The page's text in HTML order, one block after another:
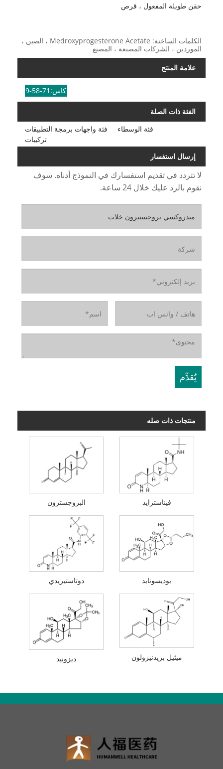
حقن طويلة المفعول ، قرص
الكلمات الساخنة: Medroxyprogesterone Acetate ، الصين ،
الموردين ، الشركات المصنعة ، المصنع
علامة المنتج
كاس:71-58-9
الفئة ذات الصلة
فئة واجهات برمجة التطبيقات
فئة الوسطاء
تركيبات
إرسال استفسار
لا تتردد في تقديم استفسارك في النموذج أدناه. سوف
نقوم بالرد عليك خلال 24 ساعة.
منتجات ذات صله
البروجسترون فيناسترايد
دوتاستيريدي بوديسونايد
ديزونيد ميثيل بريدنيزولون